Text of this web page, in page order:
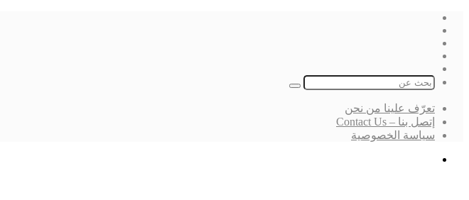
بحث
تعرّف علينا من نحن
إتصل بنا – Contact Us
سياسة الخصوصية